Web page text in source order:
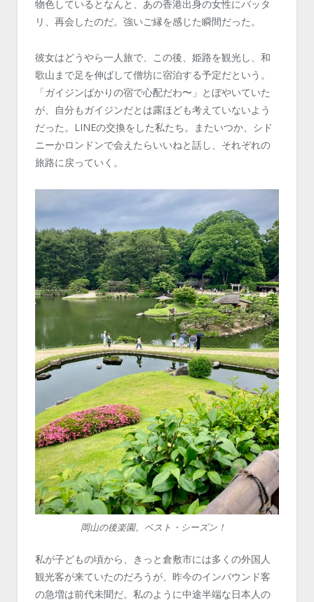
物色しているとなんと、あの香港出身の女性にバッタ
リ、再会したのだ。強いご縁を感じた瞬間だった。
彼女はどうやら一人旅で、この後、姫路を観光し、和
歌山まで足を伸ばして僧坊に宿泊する予定だという。
「ガイジンばかりの宿で心配だわ〜」とぼやいていた
が、自分もガイジンだとは露ほども考えていないよう
だった。LINEの交換をした私たち。またいつか、シド
ニーかロンドンで会えたらいいねと話し、それぞれの
旅路に戻っていく。
岡山の後楽園。ベスト・シーズン！
私が子どもの頃から、きっと倉敷市には多くの外国人
観光客が来ていたのだろうが、昨今のインバウンド客
の急増は前代未聞だ。私のように中途半端な日本人の